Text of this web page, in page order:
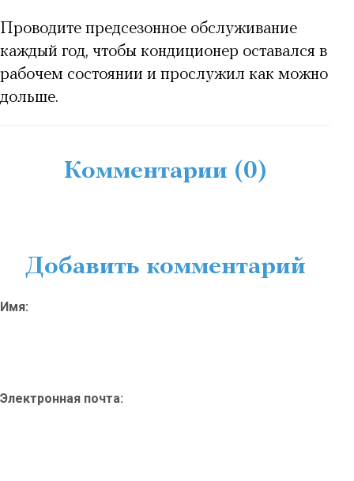
Проводите предсезонное обслуживание
каждый год, чтобы кондиционер оставался в
рабочем состоянии и прослужил как можно
дольше.
Комментарии (0)
Добавить комментарий
Имя:
Электронная почта: